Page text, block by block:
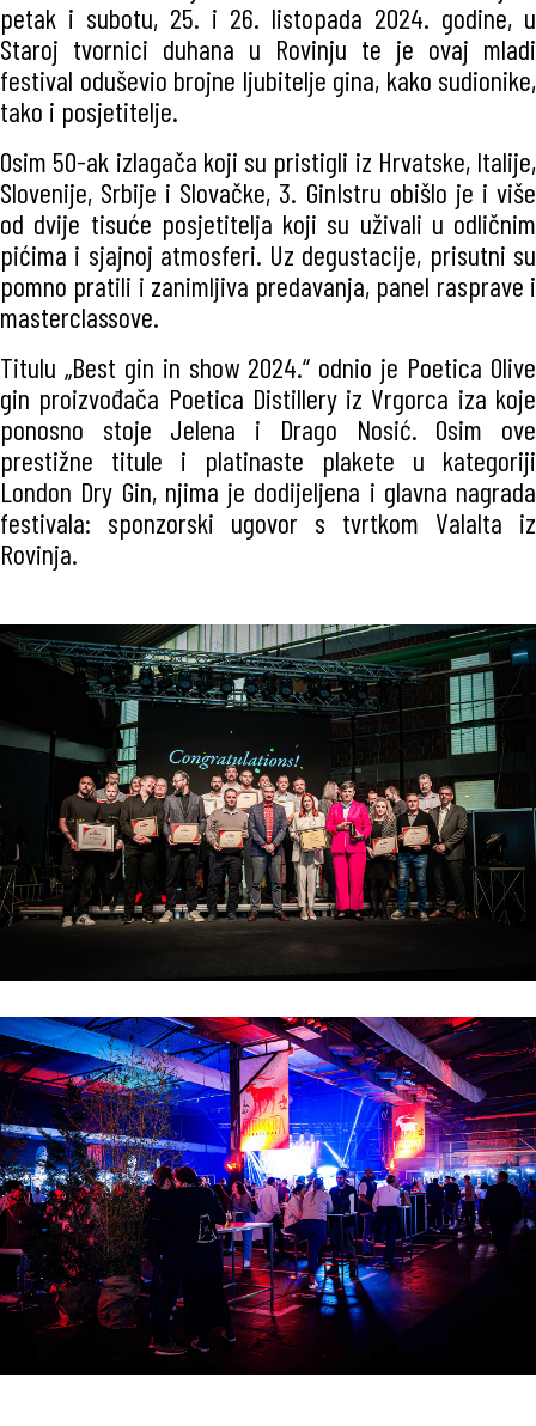
petak i subotu, 25. i 26. listopada 2024. godine, u
Staroj tvornici duhana u Rovinju te je ovaj mladi
festival oduševio brojne ljubitelje gina, kako sudionike,
tako i posjetitelje.
Osim 50-ak izlagača koji su pristigli iz Hrvatske, Italije,
Slovenije, Srbije i Slovačke, 3. GinIstru obišlo je i više
od dvije tisuće posjetitelja koji su uživali u odličnim
pićima i sjajnoj atmosferi. Uz degustacije, prisutni su
pomno pratili i zanimljiva predavanja, panel rasprave i
masterclassove.
Titulu „Best gin in show 2024.“ odnio je Poetica Olive
gin proizvođača Poetica Distillery iz Vrgorca iza koje
ponosno stoje Jelena i Drago Nosić. Osim ove
prestižne titule i platinaste plakete u kategoriji
London Dry Gin, njima je dodijeljena i glavna nagrada
festivala: sponzorski ugovor s tvrtkom Valalta iz
Rovinja.